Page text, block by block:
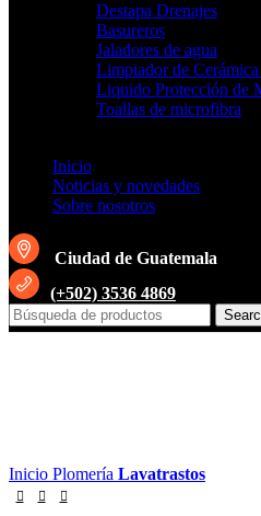
Destapa Drenajes
Basureros
Jaladores de agua
Limpiador de
Liquido Protección de
Toallas de microfibra
Inicio
Noticias y novedades
Sobre nosotros
Ciudad de Guatemala
(+502) 3536 4869
Inicio Plomería Lavatrastos